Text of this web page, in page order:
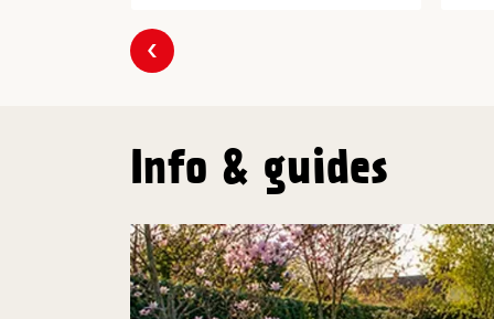
Forrige
Info & guides